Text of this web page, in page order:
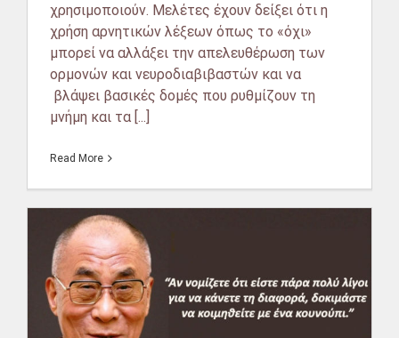
χρησιμοποιούν. Μελέτες έχουν δείξει ότι η
χρήση αρνητικών λέξεων όπως το «όχι»
μπορεί να αλλάξει την απελευθέρωση των
ορμονών και νευροδιαβιβαστών και να
βλάψει βασικές δομές που ρυθμίζουν τη
μνήμη και τα [...]
Read More